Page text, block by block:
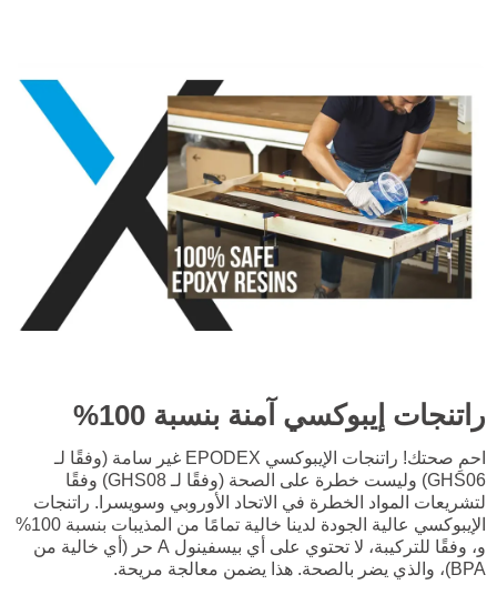
راتنجات إيبوكسي آمنة بنسبة 100%
احمِ صحتك! راتنجات الإيبوكسي EPODEX غير سامة (وفقًا لـ
GHS06) وليست خطرة على الصحة (وفقًا لـ GHS08) وفقًا
لتشريعات المواد الخطرة في الاتحاد الأوروبي وسويسرا. راتنجات
الإيبوكسي عالية الجودة لدينا خالية تمامًا من المذيبات بنسبة 100%
و، وفقًا للتركيبة، لا تحتوي على أي بيسفينول A حر (أي خالية من
BPA)، والذي يضر بالصحة. هذا يضمن معالجة مريحة.